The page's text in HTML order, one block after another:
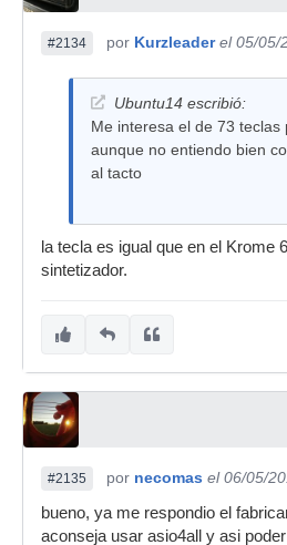
#2134 por Kurzleader el 05/05/
Ubuntu14 escribió:
Me interesa el de 73
aunque no entiendo bien
al tacto
la tecla es igual que en el Krome
sintetizador.
#2135 por necomas el 06/05/
bueno, ya me respondio el
aconseja usar asio4all y asi